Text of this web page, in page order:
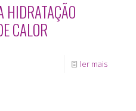
CALOR
ler mais